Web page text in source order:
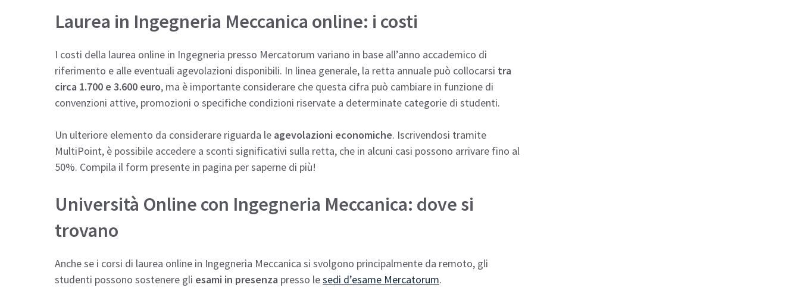
Laurea in Ingegneria Meccanica online: i costi
I costi della laurea online in Ingegneria presso Mercatorum variano in base all’anno accademico di
riferimento e alle eventuali agevolazioni disponibili. In linea generale, la retta annuale può collocarsi tra
circa 1.700 e 3.600 euro, ma è importante considerare che questa cifra può cambiare in funzione di
convenzioni attive, promozioni o specifiche condizioni riservate a determinate categorie di studenti.
Un ulteriore elemento da considerare riguarda le agevolazioni economiche. Iscrivendosi tramite
MultiPoint, è possibile accedere a sconti significativi sulla retta, che in alcuni casi possono arrivare fino al
50%. Compila il form presente in pagina per saperne di più!
Università Online con Ingegneria Meccanica: dove si
trovano
Anche se i corsi di laurea online in Ingegneria Meccanica si svolgono principalmente da remoto, gli
studenti possono sostenere gli esami in presenza presso lesedi d’esame Mercatorum.